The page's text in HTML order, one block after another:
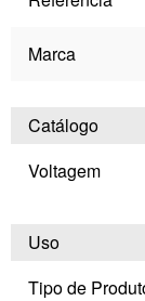
Marca
Catálogo
Voltagem
Uso
Tipo de